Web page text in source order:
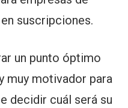
suscripciones.
un punto óptimo
muy motivador para
decidir cuál será su